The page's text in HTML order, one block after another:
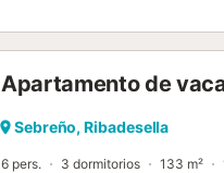
Apartamento de
Sebreño, Ribadesella
6 pers. 3 dormitorios 133 m²